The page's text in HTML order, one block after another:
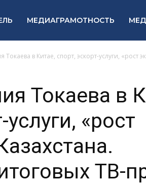
МЕДИАГРАМОТНОСТЬ
в Китае, спорт, эскорт-услуги,
Токаева в
«рост
ТВ-